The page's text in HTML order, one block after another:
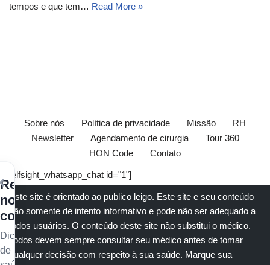
tempos e que tem… Read More »
Sobre nós Política de privacidade Missão
RH
Newsletter
Agendamento de cirurgia
Tour 360
HON Code
Contato
[elfsight_whatsapp_chat id="1"]
Este site é orientado ao publico leigo. Este site e seu conteúdo
são somente de intento informativo e pode não ser adequado a
todos usuários. O conteúdo deste site não substitui o médico.
Todos devem sempre consultar seu médico antes de tomar
qualquer decisão com respeito à sua saúde. Marque sua
Receba
nossos
conteúdos
Dicas
de